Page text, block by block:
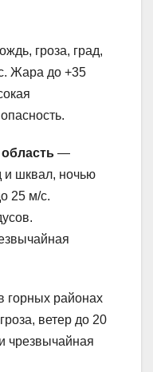
гроза, град,
Жара до +35
область —
и шквал, ночью
25 м/с.
горных районах
ветер до 20
чрезвычайная